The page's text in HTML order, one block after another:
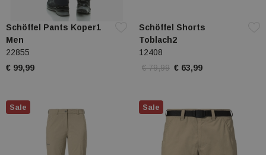
Schöffel Pants Koper1
Men
22855
€ 99,99
Schöffel Shorts
Toblach2
12408
€ 79,99 € 63,99
Sale Sale